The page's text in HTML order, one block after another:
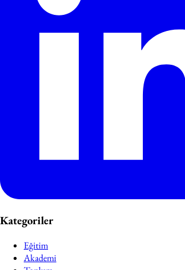
Kategoriler
Eğitim
Akademi